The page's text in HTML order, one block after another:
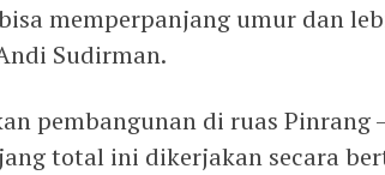
memperpanjang umur dan
Sudirman.
pembangunan di ruas Pinrang
total ini dikerjakan secara